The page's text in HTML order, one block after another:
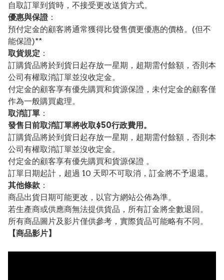
自取訂單到貨時，不接受更改送貨方式。
優惠與保證：
預付定金的顧客將通常獲得比發售價更優惠的價格。(但不
能保證)**
取貨規定 ：
訂購貨品將於到貨日起存放一星期，超期需付餘額，否則本
公司有權取消訂單並沒收定金。
付定金的顧客享有優先購買和貨源保證，未付定金的顧客僅
作為一般購買處理。
取消訂單 ：
發售日前取消訂單將收取$50行政費用。
訂購貨品將於到貨日起存放一星期，超期需付餘額，否則本
公司有權取消訂單並沒收定金。
付定金的顧客享有優先購買和貨源保證 。
訂單日期起計，超過 10 天即不可取消，訂金將不予退還。
其他條款 ：
商品出貨日期可能更改，以官方網站公佈為準。
若生產商或供應商無法提供貨品，所有訂金將全數退回。
所有商品圖片及影片僅供參考，實際貨品可能略有不同。
【商品影片】